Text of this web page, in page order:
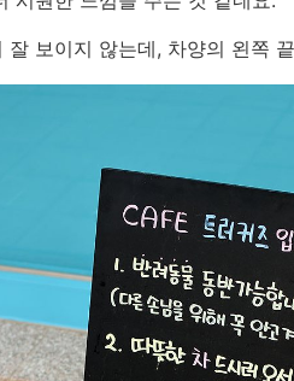
잘 보이지 않는데, 차양의 왼쪽